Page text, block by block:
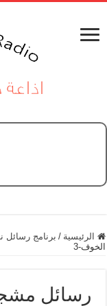
الرئيسية / برنامج رسائل
الخوف-3
رسائل